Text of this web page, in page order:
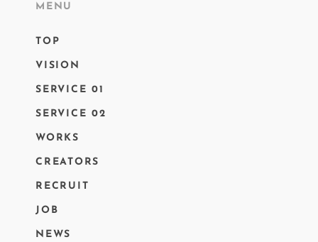
MENU
TOP
VISION
SERVICE 01
SERVICE 02
WORKS
CREATORS
RECRUIT
JOB
NEWS